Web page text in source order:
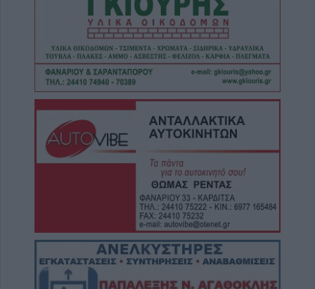
έκρηξη βόμβας σε λεωφορείο
6 Αυγούστου 2026, 20:28
Έκτακτος ψεκασμός και μέτρα προστασίας
για τον Ιό του Δυτικού Νείλου στην Δ.Κ.
Κυψέλης
6 Αυγούστου 2026, 19:35
Χαλκίδα: Γυναίκα έπεσε από την Υψηλή
Γέφυρα και σώθηκε στα νερά του Ευβοϊκού
6 Αυγούστου 2026, 19:32
Καλαμπάκα: Πυροσβέστες απεγκλώβισαν
ηλικιωμένο μετά από πτώση στη Νέα Ζωή
Τροχαίο στην Αγιά: Μοτοσικλέτα
συγκρούστηκε με νταλίκα – Στο νοσοκομείο
ο οδηγός